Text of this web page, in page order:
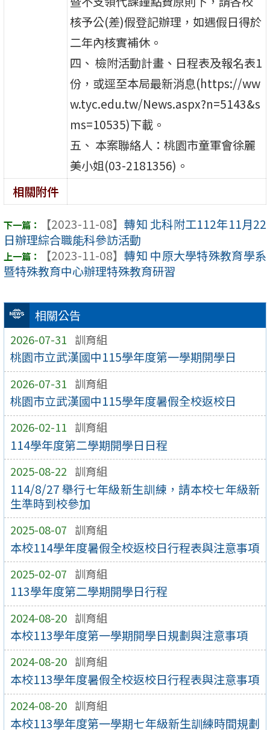
相關公告
2026-07-31 訓育組
桃園市立武漢國中115學年度第一學期開學日
2026-07-31 訓育組
桃園市立武漢國中115學年度暑假全校返校日
2026-02-11 訓育組
114學年度第二學期開學日日程
2025-08-22 訓育組
114/8/27 舉行七年級新生訓練，請本校七年級新
生準時到校參加
2025-08-07 訓育組
本校114學年度暑假全校返校日行程表與注意事項
2025-02-07 訓育組
113學年度第二學期開學日行程
2024-08-20 訓育組
本校113學年度第一學期開學日規劃與注意事項
2024-08-20 訓育組
本校113學年度暑假全校返校日行程表與注意事項
2024-08-20 訓育組
本校113學年度第一學期七年級新生訓練時間規劃
核予公(差)假登記辦理，如遇假日得於
二年內核實補休。
四、 檢附活動計畫、日程表及報名表1
份，或逕至本局最新消息(https://ww
w.tyc.edu.tw/News.aspx?n=5143&s
ms=10535)下載。
五、 本案聯絡人：桃園市童軍會徐麗
美小姐(03-2181356)。
相關附件
【2023-11-08】 轉知 北科附工112年11月22
日辦理綜合職能科參訪活動
【2023-11-08】 轉知 中原大學特殊教育學系
暨特殊教育中心辦理特殊教育研習